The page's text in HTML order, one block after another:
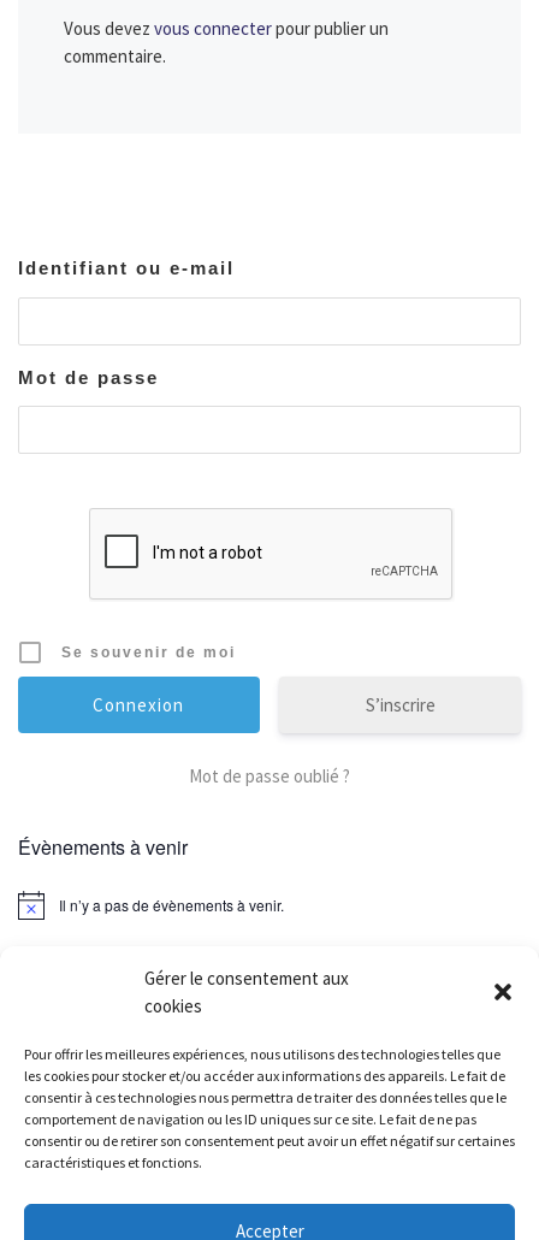
Gérer le consentement aux
cookies
Pour offrir les meilleures expériences, nous utilisons des technologies telles que
les cookies pour stocker et/ou accéder aux informations des appareils. Le fait de
consentir à ces technologies nous permettra de traiter des données telles que le
comportement de navigation ou les ID uniques sur ce site. Le fait de ne pas
consentir ou de retirer son consentement peut avoir un effet négatif sur certaines
caractéristiques et fonctions.
Accepter
Vous devez vous connecterpour publier un
commentaire.
Identifiant ou e-mail
Mot de passe
Se souvenir de moi
S’inscrire
Mot de passe oublié ?
Évènements à venir
Il n’y a pas de évènements à venir.
Parcourir les articles INFOS MEETING DE VIRY CHATILLON DU 23/11/2019
RETOUR À LA LISTE DES